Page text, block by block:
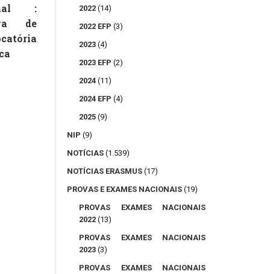
:
de
2022 (14)
2022 EFP (3)
2023 (4)
2023 EFP (2)
2024 (11)
2024 EFP (4)
2025 (9)
NIP (9)
NOTÍCIAS (1.539)
NOTÍCIAS ERASMUS (17)
PROVAS E EXAMES NACIONAIS (19)
PROVAS EXAMES NACIONAIS
2022 (13)
PROVAS EXAMES NACIONAIS
2023 (3)
PROVAS EXAMES NACIONAIS